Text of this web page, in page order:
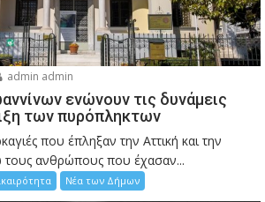
admin admin
ενώνουν τις δυνάμεις
των πυρόπληκτων
που έπληξαν την Αττική και την
τους ανθρώπους που έχασαν...
Νέα των Δήμων